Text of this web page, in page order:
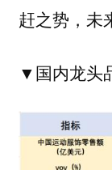
赶之势，未
▼国内龙头